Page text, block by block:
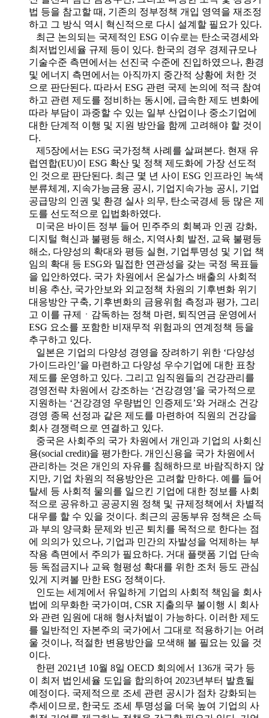
법 등을 참고할 때, 기존의 정부정책 개입 영역을 재조정
하고 그 방식 역시 혁신적으로 다시 설계할 필요가 있다.
최근 논의되는 국제적인 ESG 이슈로는 탄소국경세와
최저법인세율 규제 등이 있다. 한국의 경우 경제규모나
기술수준 측면에서는 선진국 수준에 진입하였으나, 환경
및 에너지 측면에서는 아직까지 중간적 상황에 처한 것
으로 판단된다. 따라서 ESG 관련 국제 논의에 적극 참여
하고 관련 제도를 정비하는 동시에, 급속한 제도 변화에
따라 부담이 과중할 수 있는 일부 산업이나 중소기업에
대한 단계적 이행 및 지원 방안을 함께 고려해야 할 것이
다.
제5장에서는 ESG 국가정책 사례를 살펴본다. 현재 유
럽연합(EU)이 ESG 확산 및 정책 제도화에 가장 선도적
인 것으로 판단된다. 최근 몇 년 사이 ESG 인프라인 녹색
분류체계, 지속가능금융 공시, 기업지속가능 공시, 기업
공급망의 인권 및 환경 실사 의무, 탄소국경세 등 많은 제
도를 선도적으로 입법화하였다.
미국은 바이든 정부 들어 민주주의 회복과 인권 강화,
디지털 혁신과 불평등 해소, 지역사회 발전, 교육 불평등
해소, 다양성의 확대와 평등 실현, 기업투명성 및 기업 책
임의 확대 등 ESG와 밀접한 연관성을 갖는 국정 목표들
을 입안하였다. 국가 차원에서 온실가스 배출의 사회적
비용 추산, 국가안보와 외교정책 차원의 기후변화 위기
대응방안 구축, 기후변화의 금융위험 측정과 평가, 그리
고 이를 규제ㆍ감독하는 정책 마련, 퇴직연금 운영에서
ESG 요소를 포함한 비재무적 위험과의 연계정책 등을
추구하고 있다.
일본은 기업의 다양성 경영을 장려하기 위한 ‘다양성
가이드라인’을 마련하고 다양성 우수기업에 대한 표창
제도를 운영하고 있다. 그리고 임직원들의 건강관리를
경영전략 차원에서 강조하는 ‘건강경영’을 국가적으로
지원하는 ‘건강경영 우량법인 인증제도’와 거래소 건강
경영 종목 선정과 같은 제도를 마련하여 직원의 건강을
회사 경쟁력으로 연결하고 있다.
중국은 사회주의 국가 차원에서 개인과 기업의 사회신
용(social credit)을 평가한다. 개인신용을 국가 차원에서
관리하는 것은 개인의 자유를 침해하므로 바람직하지 않
지만, 기업 차원의 적용방안은 고려할 만하다. 예를 들어
탈세 등 사회적 물의를 일으킨 기업에 대한 정보를 사회
적으로 공유하고 공공지원 정책 및 규제정책에서 차별적
대우를 할 수 있을 것이다. 최근의 공동부유 정책은 소득
과 부의 양극화 문제와 빈곤 퇴치를 목적으로 한다는 점
에 의의가 있으나, 기업과 민간의 자발성을 억제하는 부
작용 측면에서 주의가 필요하다. 거대 플랫폼 기업 단속
등 독점금지나 교육 형평성 확대를 위한 조처 등도 관심
있게 지켜볼 만한 ESG 정책이다.
인도는 세계에서 유일하게 기업의 사회적 책임을 회사
법에 의무화한 국가이며, CSR 지출의무 불이행 시 회사
와 관련 임원에 대해 형사처벌이 가능하다. 이러한 제도
를 일반적인 자본주의 국가에서 그대로 적용하기는 어려
울 것이나, 적절한 변용방안을 모색해 볼 필요는 있을 것
이다.
한편 2021년 10월 8일 OECD 회의에서 136개 국가 등
이 최저 법인세율 도입을 합의하여 2023년부터 발효될
예정이다. 국제적으로 조세 관련 공시가 점차 강화되는
추세이므로, 한국도 조세 투명성을 더욱 높여 기업의 사